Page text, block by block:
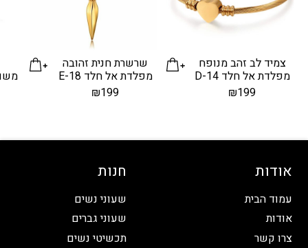
צמיד לב זהב מנופח
מפלדת אל חלד D-14
₪199
שרשרת חנית זהובה
מפלדת אל חלד E-18
₪199
אודות
עמוד הבית
אודות
צרו קשר
חנות
שעוני נשים
שעוני גברים
תכשיטי נשים